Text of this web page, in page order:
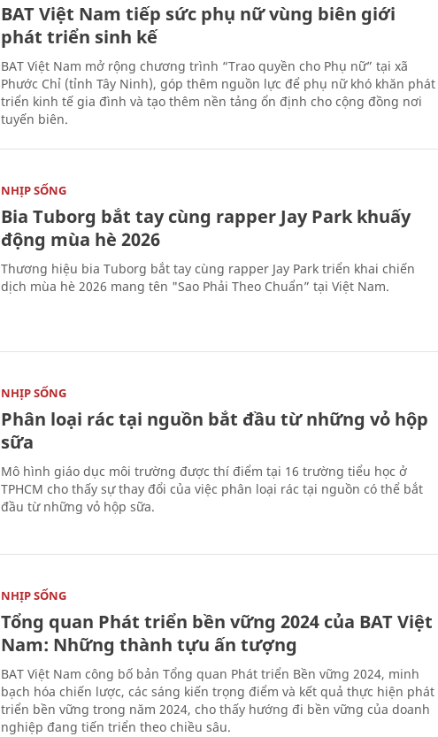
BAT Việt Nam tiếp sức phụ nữ vùng biên giới
phát triển sinh kế
BAT Việt Nam mở rộng chương trình “Trao quyền cho Phụ nữ” tại xã
Phước Chỉ (tỉnh Tây Ninh), góp thêm nguồn lực để phụ nữ khó khăn phát
triển kinh tế gia đình và tạo thêm nền tảng ổn định cho cộng đồng nơi
tuyến biên.
NHỊP SỐNG
Bia Tuborg bắt tay cùng rapper Jay Park khuấy
động mùa hè 2026
Thương hiệu bia Tuborg bắt tay cùng rapper Jay Park triển khai chiến
dịch mùa hè 2026 mang tên "Sao Phải Theo Chuẩn” tại Việt Nam.
NHỊP SỐNG
Phân loại rác tại nguồn bắt đầu từ những vỏ hộp
sữa
Mô hình giáo dục môi trường được thí điểm tại 16 trường tiểu học ở
TPHCM cho thấy sự thay đổi của việc phân loại rác tại nguồn có thể bắt
đầu từ những vỏ hộp sữa.
NHỊP SỐNG
Tổng quan Phát triển bền vững 2024 của BAT Việt
Nam: Những thành tựu ấn tượng
BAT Việt Nam công bố bản Tổng quan Phát triển Bền vững 2024, minh
bạch hóa chiến lược, các sáng kiến trọng điểm và kết quả thực hiện phát
triển bền vững trong năm 2024, cho thấy hướng đi bền vững của doanh
nghiệp đang tiến triển theo chiều sâu.